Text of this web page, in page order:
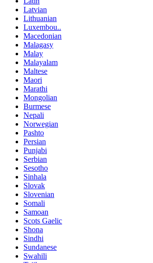
Latvian
Lithuanian
Luxembou..
Macedonian
Malagasy
Malay
Malayalam
Maltese
Maori
Marathi
Mongolian
Burmese
Nepali
Norwegian
Pashto
Persian
Punjabi
Serbian
Sesotho
Sinhala
Slovak
Slovenian
Somali
Samoan
Scots Gaelic
Shona
Sindhi
Sundanese
Swahili